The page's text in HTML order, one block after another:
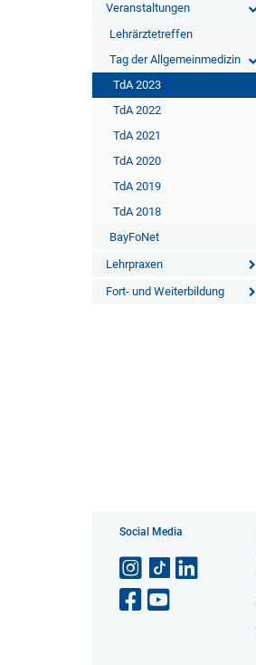
Veranstaltungen
Lehrärztetreffen
Tag der Allgemeinmedizin
TdA 2023
TdA 2022
TdA 2021
TdA 2020
TdA 2019
TdA 2018
BayFoNet
Lehrpraxen
Fort- und Weiterbildung
Social Media